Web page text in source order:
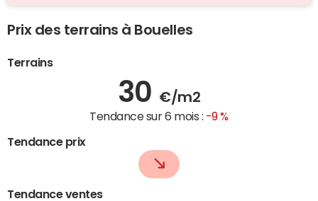
Prix des terrains à Bouelles
Terrains
30 €/m2
Tendance sur 6 mois : -9 %
Tendance prix
Tendance ventes